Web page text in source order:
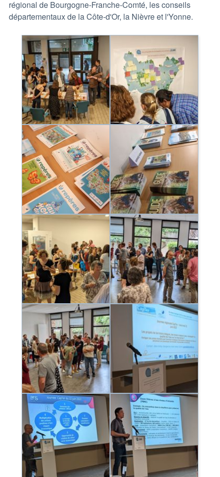
régional de Bourgogne-Franche-Comté, les conseils
départementaux de la Côte-d'Or, la Nièvre et l'Yonne.